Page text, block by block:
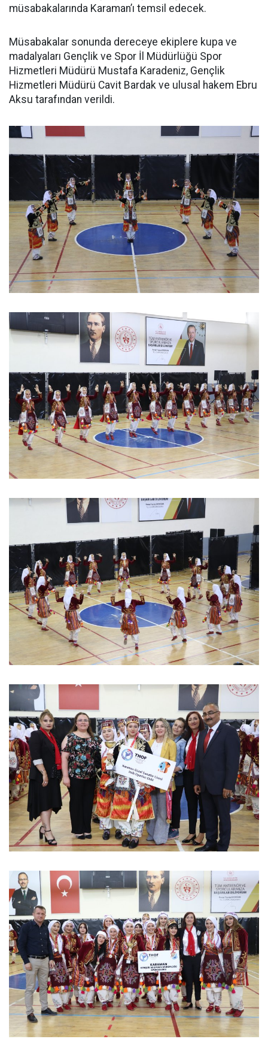
müsabakalarında Karaman’ı temsil edecek.
Müsabakalar sonunda dereceye ekiplere kupa ve
madalyaları Gençlik ve Spor İl Müdürlüğü Spor
Hizmetleri Müdürü Mustafa Karadeniz, Gençlik
Hizmetleri Müdürü Cavit Bardak ve ulusal hakem Ebru
Aksu tarafından verildi.